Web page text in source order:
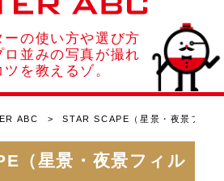
ーの使い方や選び方
ロ並みの写真が撮れ
ツを教えるゾ。
ABC STAR SCAPE（星景・夜景フィル
（星景・夜景フィル